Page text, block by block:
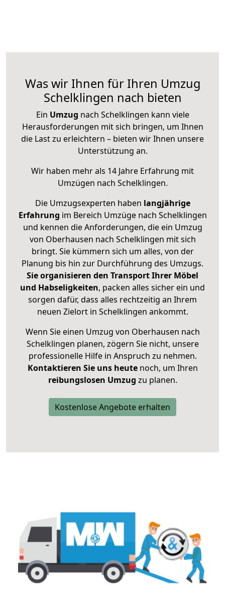
Was wir Ihnen für Ihren Umzug
Schelklingen nach bieten
Ein Umzug nach Schelklingen kann viele
Herausforderungen mit sich bringen, um Ihnen
die Last zu erleichtern – bieten wir Ihnen unsere
Unterstützung an.
Wir haben mehr als 14 Jahre Erfahrung mit
Umzügen nach Schelklingen.
Die Umzugsexperten haben langjährige
Erfahrung im Bereich Umzüge nach Schelklingen
und kennen die Anforderungen, die ein Umzug
von Oberhausen nach Schelklingen mit sich
bringt. Sie kümmern sich um alles, von der
Planung bis hin zur Durchführung des Umzugs.
Sie organisieren den Transport Ihrer Möbel
und Habseligkeiten, packen alles sicher ein und
sorgen dafür, dass alles rechtzeitig an Ihrem
neuen Zielort in Schelklingen ankommt.
Wenn Sie einen Umzug von Oberhausen nach
Schelklingen planen, zögern Sie nicht, unsere
professionelle Hilfe in Anspruch zu nehmen.
Kontaktieren Sie uns heutenoch, um Ihren
reibungslosen Umzug zu planen.
Kostenlose Angebote erhalten